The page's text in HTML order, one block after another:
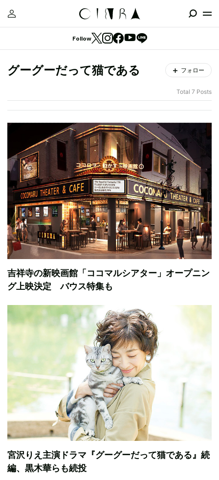
Follow
グーグーだって猫である フォロー
Total 7 Posts
吉祥寺の新映画館「ココマルシアター」オープニン
グ上映決定 バウス特集も
宮沢りえ主演ドラマ『グーグーだって猫である』続
編、黒木華らも続投